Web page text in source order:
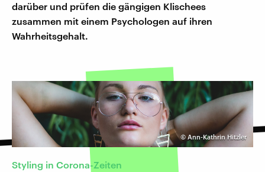
darüber und prüfen die gängigen Klischees
zusammen mit einem Psychologen auf ihren
Wahrheitsgehalt.
© Ann-Kathrin Hitzler
Styling in Corona-Zeiten